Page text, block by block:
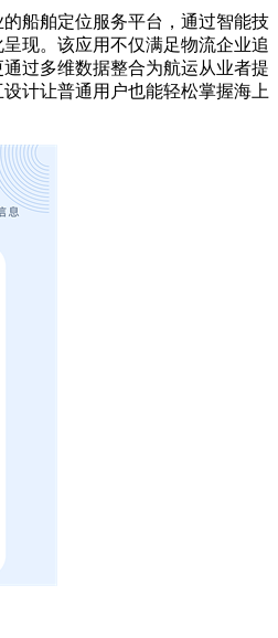
的船舶定位服务平台，通过智能技
现。该应用不仅满足物流企业追
过多维数据整合为航运从业者提
计让普通用户也能轻松掌握海上